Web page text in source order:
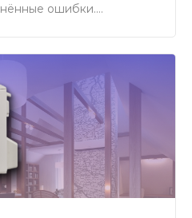
ошибки.
и комфортную
для дома или бизнеса.